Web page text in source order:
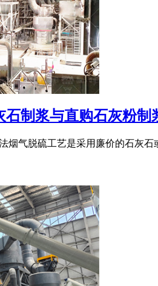
石制浆与直购石灰粉制
烟气脱硫工艺是采用廉价的石灰